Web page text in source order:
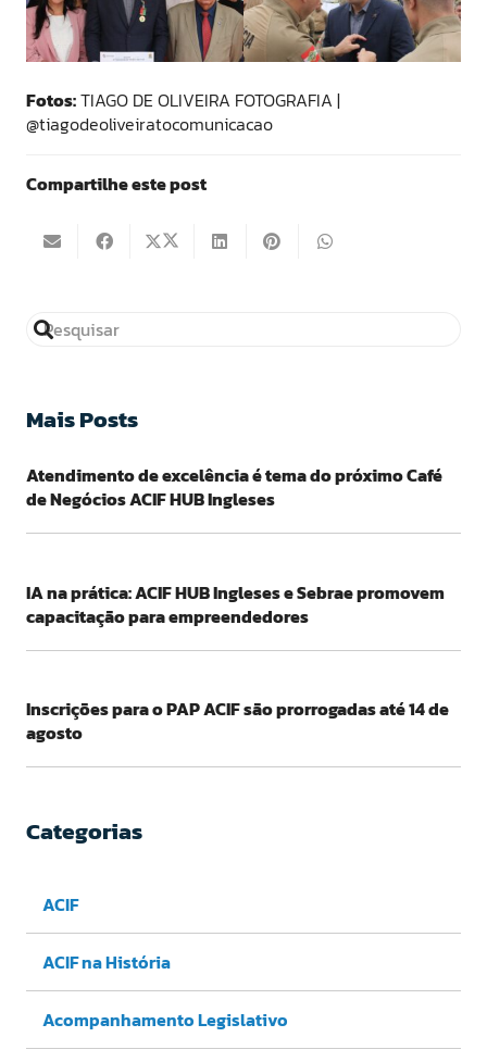
Fotos:TIAGO DE OLIVEIRA FOTOGRAFIA |
@tiagodeoliveiratocomunicacao
Compartilhe este post
Mais Posts
Atendimento de excelência é tema do próximo Café
de Negócios ACIF HUB Ingleses
IA na prática: ACIF HUB Ingleses e Sebrae promovem
capacitação para empreendedores
Inscrições para o PAP ACIF são prorrogadas até 14 de
agosto
Categorias
ACIF
ACIF na História
Acompanhamento Legislativo